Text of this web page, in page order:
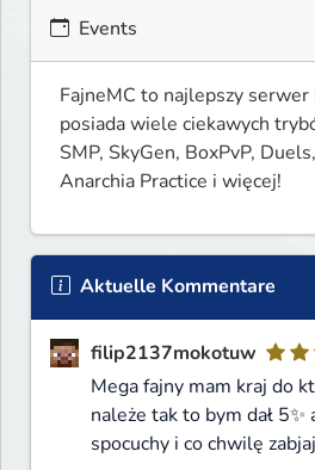
Events
FajneMC to najlepszy
posiada wiele ciekawych
SMP, SkyGen, BoxPvP,
Anarchia Practice i więcej!
Aktuelle Kommentare
filip2137mokotuw
Mega fajny mam kraj do
należe tak to bym dał 5✨
spocuchy i co chwilę